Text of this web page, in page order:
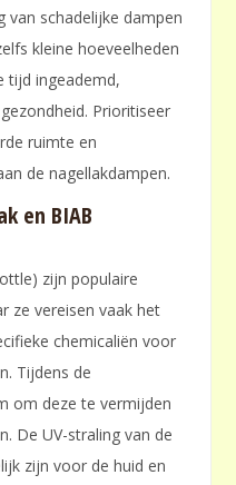
van schadelijke dampen
kleine hoeveelheden
tijd ingeademd,
Prioritiseer
ruimte en
de nagellakdampen.
en BIAB
zijn populaire
ze vereisen vaak het
chemicaliën voor
Tijdens de
om deze te vermijden
De UV-straling van de
zijn voor de huid en